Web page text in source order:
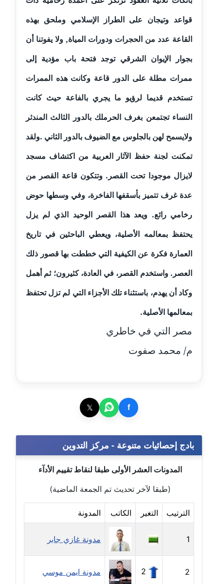
مدونة تسنيم فضالي
عاملة
مدونة ثائر دالي
مدونة جاد كريم
مدونة جلال الخطيب
عاملة
عاملة
مدونة جهاد غازي
عاملة
مدونة جواد الحربي
عاملة
مدونة جيهان عفيفي
مدونة جيهان عوض
مدونة حاتم سلامة
مدونة حجازي يونس
مدونة حسن رجب
مدونة حسن غريب
معلق
مدونة حسن محي الدين
متوفي
مدونة حسين العلي
عاملة
مدونة حسين درمشاكي
عاملة
قواعد وتيجان على الطراز الإسلامي وملحق بهذه
القاعة عدد من الحجرات ودورات المياة, ولا يفوتنا أن
بجوار الإيوان الشرقي توجد فتحة باب مؤدية إلى
ممرات مطلة على الدور قاعة وكانت هذه الممرات
تستخدم قديما لرؤيو ما يجري بالفاعة حيث كانت
النساء تجتمعن بغرف الحرملك بالدور الثالث المندثر
ولايسمح لهن بالجلوس مع الضيوف بالدور الثاني‏ .ولقد
تمكنت لجنة حفظ الآثار العربية من اكتشاف مسجد
لايزال موجودا تحت القصر. وتتكون قاعة القصر من
عدة غرف تتميز بأسقفها الفاخرة، وفي وسطها حوض
رخامي رائع. ويعد هذا القصر الوحيد الذي لم يزل
يحتفظ بمعالمه الأصلية، ويعطي الباحثين في تاريخ
العمارة فكرة عن الكيفية التي خططت بها قصور ذلك
العصر. واستخدم القصر، في العادة، كثيرون؛ ثم أهمل
وكاد أن يهدم، باستثناء تلك الأجزاء التي لم تزل تحتفظ
بمعالمها الأصلية.
مصر التي في خاطري
م/ محمد صفوت
f
𝕏
بادج إحصائيات متنوعة - مركز التدوين
المدونات العشر الأولى طبقا لنقاط تقييم الأدآء
(طبقا لآخر تحديث تم الجمعة الماضية)
الترتيب التغير الكاتب المدونة
1 مدونة غازي جابر
2
2 مدونة ايمن موسي